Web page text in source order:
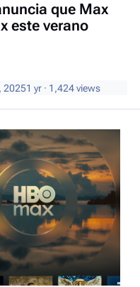
que Max
este verano
20251 yr · 1,424 views